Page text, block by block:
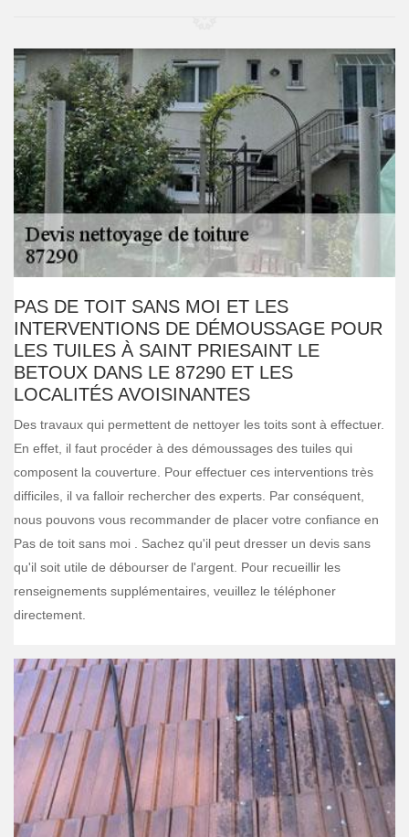
PAS DE TOIT SANS MOI ET LES
INTERVENTIONS DE DÉMOUSSAGE POUR
LES TUILES À SAINT PRIESAINT LE
BETOUX DANS LE 87290 ET LES
LOCALITÉS AVOISINANTES
Des travaux qui permettent de nettoyer les toits sont à effectuer.
En effet, il faut procéder à des démoussages des tuiles qui
composent la couverture. Pour effectuer ces interventions très
difficiles, il va falloir rechercher des experts. Par conséquent,
nous pouvons vous recommander de placer votre confiance en
Pas de toit sans moi . Sachez qu'il peut dresser un devis sans
qu'il soit utile de débourser de l'argent. Pour recueillir les
renseignements supplémentaires, veuillez le téléphoner
directement.